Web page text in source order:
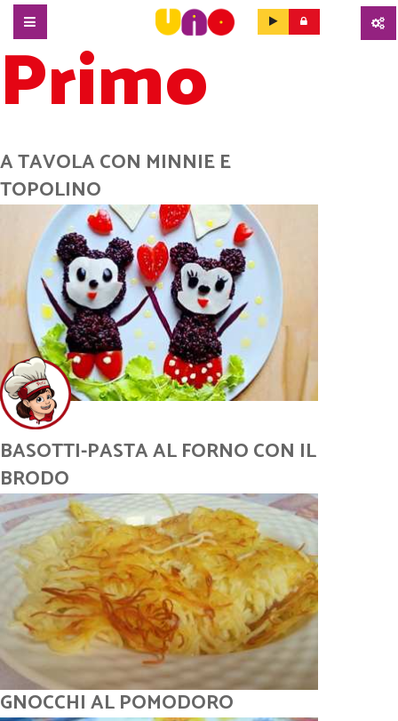
SALTA
CONTENUTO
PRINCIPALE
Primo
A TAVOLA CON MINNIE E
TOPOLINO
BASOTTI-PASTA AL FORNO CON IL
BRODO
GNOCCHI AL POMODORO